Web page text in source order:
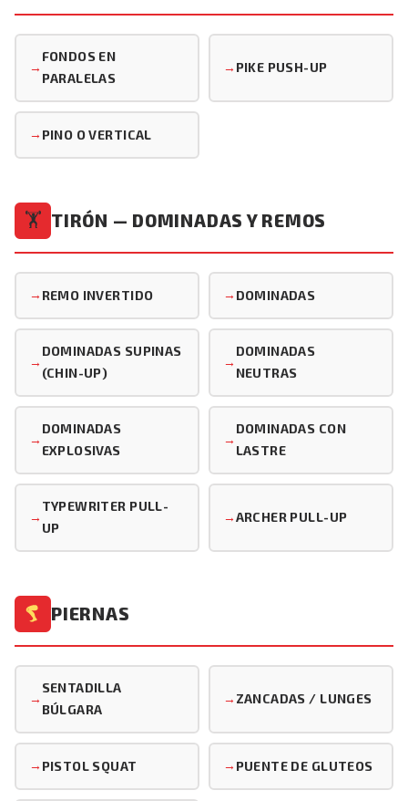
FONDOS EN
PARALELAS
PIKE PUSH-UP
PINO O VERTICAL
🏋️ TIRÓN — DOMINADAS Y REMOS
REMO INVERTIDO DOMINADAS
DOMINADAS SUPINAS
(CHIN-UP)
DOMINADAS
NEUTRAS
DOMINADAS
EXPLOSIVAS
DOMINADAS CON
LASTRE
TYPEWRITER PULL-
UP
ARCHER PULL-UP
PIERNAS
SENTADILLA
BÚLGARA
ZANCADAS / LUNGES
PISTOL SQUAT PUENTE DE GLUTEOS